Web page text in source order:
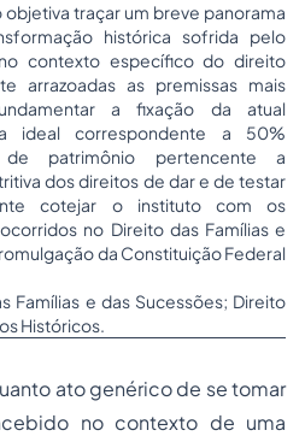
traçar um breve panorama
histórica sofrida pelo
contexto específico do direito
arrazoadas as premissas mais
a fixação da atual
ideal correspondente a 50%
patrimônio pertencente a
dos direitos de dar e de testar
cotejar o instituto com os
no Direito das Famílias e
da Constituição Federal
Famílias e das Sucessões; Direito
Históricos.
ato genérico de se tomar
no contexto de uma